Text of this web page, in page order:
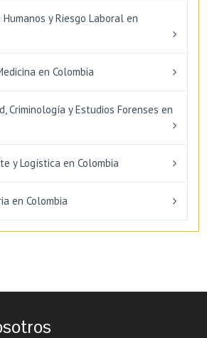
y Riesgo Laboral en
en Colombia
Criminología y Estudios Forenses en
y Logística en Colombia
en Colombia